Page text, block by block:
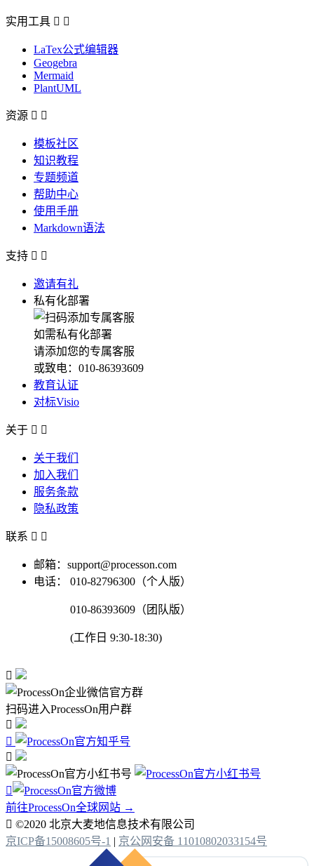
实用工具  
LaTex公式编辑器
Geogebra
Mermaid
PlantUML
资源  
模板社区
知识教程
专题频道
帮助中心
使用手册
Markdown语法
支持  
邀请有礼
私有化部署
如需私有化部署
请添加您的专属客服
或致电：010-86393609
教育认证
对标Visio
关于  
关于我们
加入我们
服务条款
隐私政策
联系  
邮箱：support@processon.com
电话：
010-82796300（个人版）
010-86393609（团队版）
(工作日 9:30-18:30)

扫码进入ProcessOn用户群




前往ProcessOn全球网站 →
 ©2020 北京大麦地信息技术有限公司
京ICP备15008605号-1 | 京公网安备 11010802033154号